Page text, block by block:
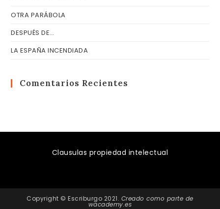
OTRA PARÁBOLA
DESPUÉS DE…
LA ESPAÑA INCENDIADA
Comentarios Recientes
Clausulas propiedad intelectual
Copyright © Escriburgo 2021. Creado como parte de
wacademy.es